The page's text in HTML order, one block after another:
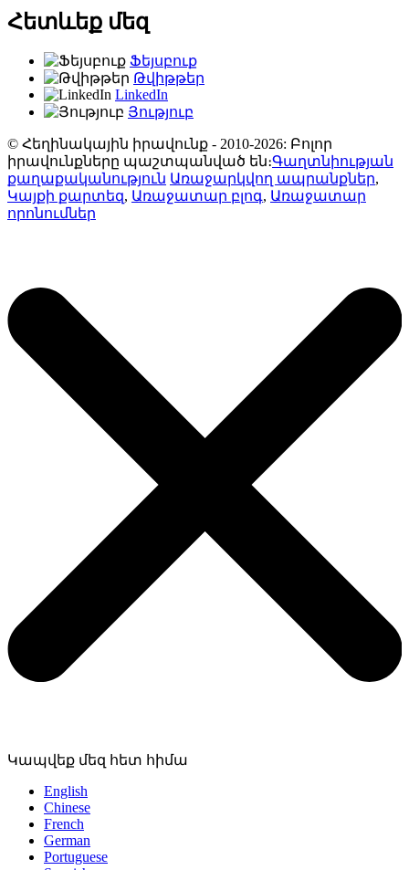
Հետևեք մեզ
Ֆեյսբուք
Թվիթթեր
LinkedIn
Յություբ
© Հեղինակային իրավունք - 2010-2026: Բոլոր
իրավունքները պաշտպանված են։Գաղտնիության
քաղաքականություն Առաջարկվող ապրանքներ,
Կայքի քարտեզ, Առաջատար բլոգ, Առաջատար
որոնումներ
Կապվեք մեզ հետ հիմա
English
Chinese
French
German
Portuguese